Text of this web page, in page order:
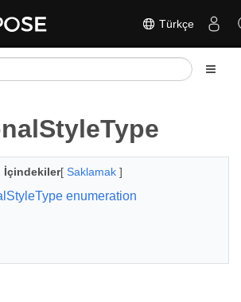
Türkçe
İçindekiler[ Saklamak ]
enumeration